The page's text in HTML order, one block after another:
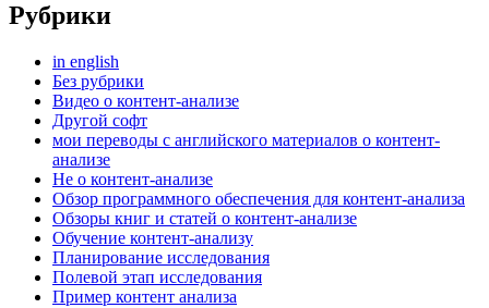
Рубрики
in english
Без рубрики
Видео о контент-анализе
Другой софт
мои переводы с английского материалов о контент-
анализе
Не о контент-анализе
Обзор программного обеспечения для контент-анализа
Обзоры книг и статей о контент-анализе
Обучение контент-анализу
Планирование исследования
Полевой этап исследования
Пример контент анализа